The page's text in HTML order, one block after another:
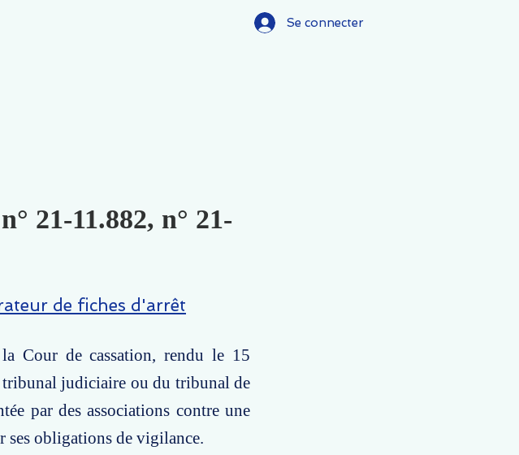
Se connecter
21-11.882, n° 21-
de fiches d'arrêt
Cour de cassation, rendu le 15
tribunal judiciaire ou du tribunal de
par des associations contre une
ses obligations de vigilance.